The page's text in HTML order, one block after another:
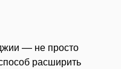
— не просто
расширить